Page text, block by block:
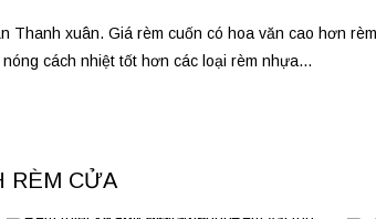
xuân. Giá rèm cuốn có hoa văn cao hơn
cách nhiệt tốt hơn các loại rèm nhựa...
RÈM CỬA